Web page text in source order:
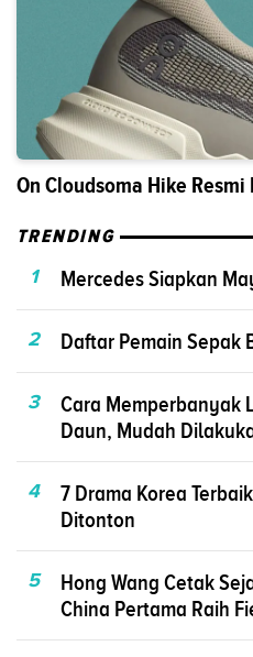
On Cloudsoma Hike
TRENDING
1
Mercedes Siapkan
2 Daftar Pemain Sepak
3
Cara Memperbanyak
Daun, Mudah
4
7 Drama Korea
Ditonton
5
Hong Wang Cetak
China Pertama Raih